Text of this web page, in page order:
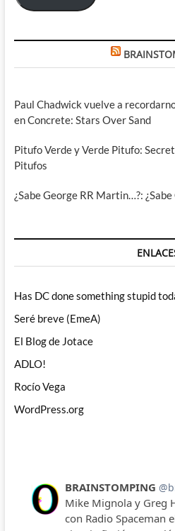
Paul Chadwick vuelve a
en Concrete: Stars Over Sand
Pitufo Verde y Verde Pitufo:
Pitufos
¿Sabe George RR Martin…?:
Has DC done something stupid
Seré breve (EmeA)
El Blog de Jotace
ADLO!
Rocío Vega
WordPress.org